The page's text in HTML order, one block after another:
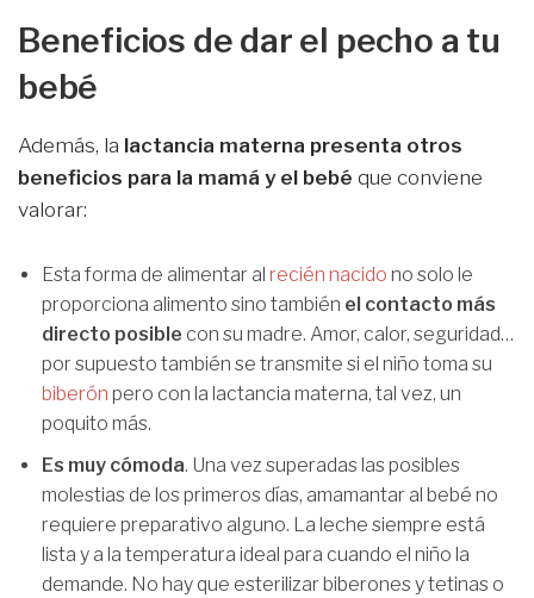
Beneficios de dar el pecho a tu
bebé
Además, la lactancia materna presenta otros
beneficios para la mamá y el bebé que conviene
valorar:
Esta forma de alimentar al recién nacido no solo le
proporciona alimento sino también el contacto más
directo posible con su madre. Amor, calor, seguridad…
por supuesto también se transmite si el niño toma su
biberón pero con la lactancia materna, tal vez, un
poquito más.
Es muy cómoda. Una vez superadas las posibles
molestias de los primeros días, amamantar al bebé no
requiere preparativo alguno. La leche siempre está
lista y a la temperatura ideal para cuando el niño la
demande. No hay que esterilizar biberones y tetinas o